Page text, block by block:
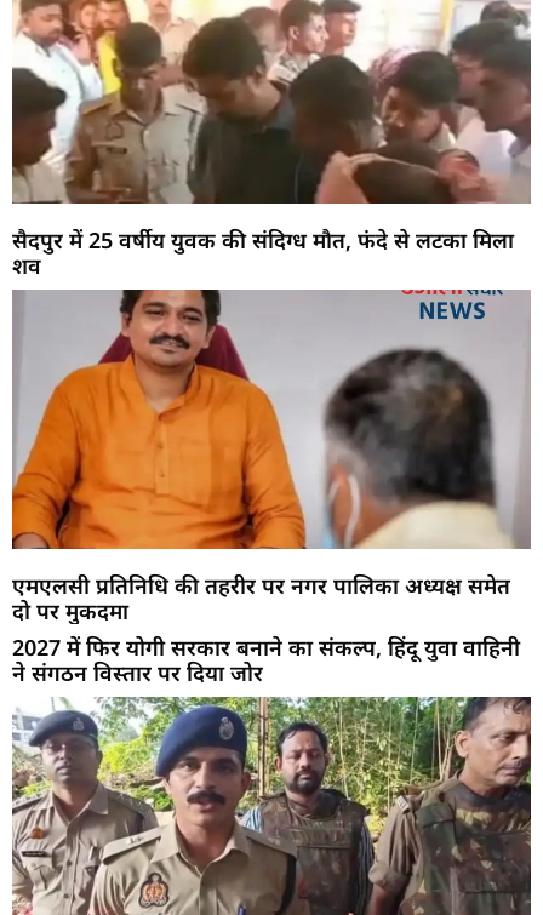
सैदपुर में 25 वर्षीय युवक की संदिग्ध मौत, फंदे से लटका मिला
शव
एमएलसी प्रतिनिधि की तहरीर पर नगर पालिका अध्यक्ष समेत
दो पर मुकदमा
2027 में फिर योगी सरकार बनाने का संकल्प, हिंदू युवा वाहिनी
ने संगठन विस्तार पर दिया जोर